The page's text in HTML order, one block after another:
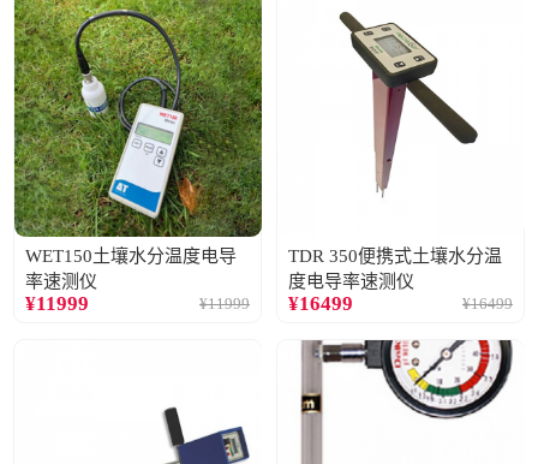
WET150土壤水分温度电导
率速测仪
¥11999 ¥11999
TDR 350便携式土壤水分温
度电导率速测仪
¥16499 ¥16499